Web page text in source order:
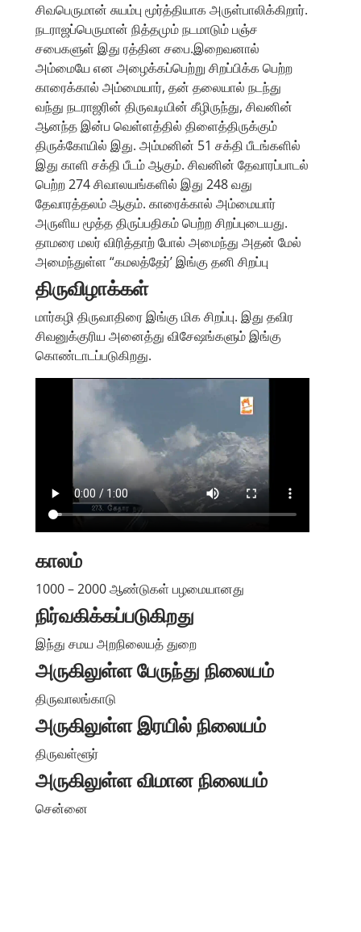
சிவபெருமான் சுயம்பு மூர்த்தியாக அருள்பாலிக்கிறார்.
நடராஜப்பெருமான் நித்தமும் நடமாடும் பஞ்ச
சபைகளுள் இது ரத்தின சபை.இறைவனால்
அம்மையே என அழைக்கப்பெற்று சிறப்பிக்க பெற்ற
காரைக்கால் அம்மையார், தன் தலையால் நடந்து
வந்து நடராஜரின் திருவடியின் கீழிருந்து, சிவனின்
ஆனந்த இன்ப வெள்ளத்தில் திளைத்திருக்கும்
திருக்கோயில் இது. அம்மனின் 51 சக்தி பீடங்களில்
இது காளி சக்தி பீடம் ஆகும். சிவனின் தேவாரப்பாடல்
பெற்ற 274 சிவாலயங்களில் இது 248 வது
தேவாரத்தலம் ஆகும். காரைக்கால் அம்மையார்
அருளிய மூத்த திருப்பதிகம் பெற்ற சிறப்புடையது.
தாமரை மலர் விரித்தாற் போல் அமைந்து அதன் மேல்
அமைந்துள்ள “கமலத்தேர்’ இங்கு தனி சிறப்பு
திருவிழாக்கள்
மார்கழி திருவாதிரை இங்கு மிக சிறப்பு. இது தவிர
சிவனுக்குரிய அனைத்து விசேஷங்களும் இங்கு
கொண்டாடப்படுகிறது.
காலம்
1000 – 2000 ஆண்டுகள் பழமையானது
நிர்வகிக்கப்படுகிறது
இந்து சமய அறநிலையத் துறை
அருகிலுள்ள பேருந்து நிலையம்
திருவாலங்காடு
அருகிலுள்ள இரயில் நிலையம்
திருவள்ளூர்
அருகிலுள்ள விமான நிலையம்
சென்னை